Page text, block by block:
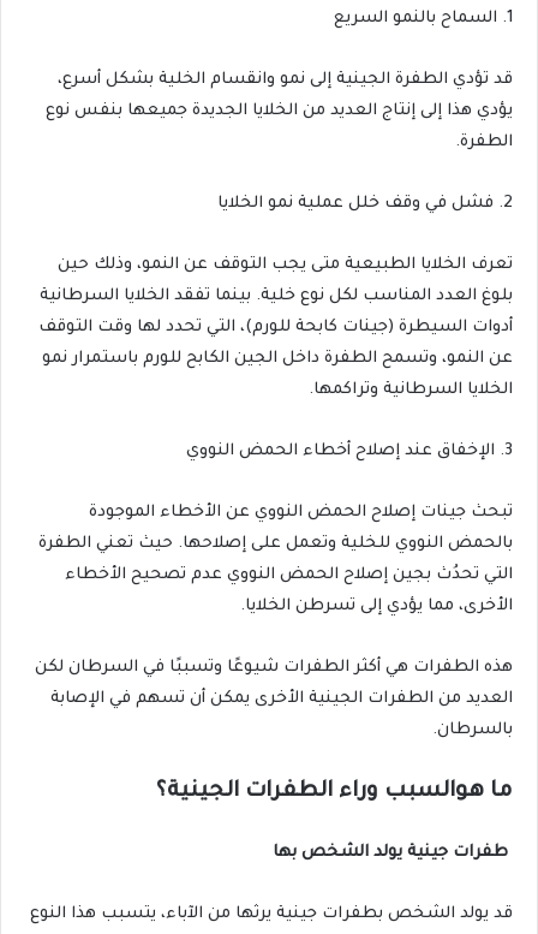
1. السماح بالنمو السريع
قد تؤدي الطفرة الجينية إلى نمو وانقسام الخلية بشكل أسرع،
يؤدي هذا إلى إنتاج العديد من الخلايا الجديدة جميعها بنفس نوع
الطفرة.
2. فشل في وقف خلل عملية نمو الخلايا
تعرف الخلايا الطبيعية متى يجب التوقف عن النمو، وذلك حين
بلوغ العدد المناسب لكل نوع خلية. بينما تفقد الخلايا السرطانية
أدوات السيطرة (جينات كابحة للورم)، التي تحدد لها وقت التوقف
عن النمو، وتسمح الطفرة داخل الجين الكابح للورم باستمرار نمو
الخلايا السرطانية وتراكمها.
3. الإخفاق عند إصلاح أخطاء الحمض النووي
تبحث جينات إصلاح الحمض النووي عن الأخطاء الموجودة
بالحمض النووي للخلية وتعمل على إصلاحها. حيث تعني الطفرة
التي تحدُث بجين إصلاح الحمض النووي عدم تصحيح الأخطاء
الأخرى، مما يؤدي إلى تسرطن الخلايا.
هذه الطفرات هي أكثر الطفرات شيوعًا وتسببًا في السرطان لكن
العديد من الطفرات الجينية الأخرى يمكن أن تسهم في الإصابة
بالسرطان.
ما هوالسبب وراء الطفرات الجينية؟
طفرات جينية يولد الشخص بها
قد يولد الشخص بطفرات جينية يرثها من الآباء، يتسبب هذا النوع